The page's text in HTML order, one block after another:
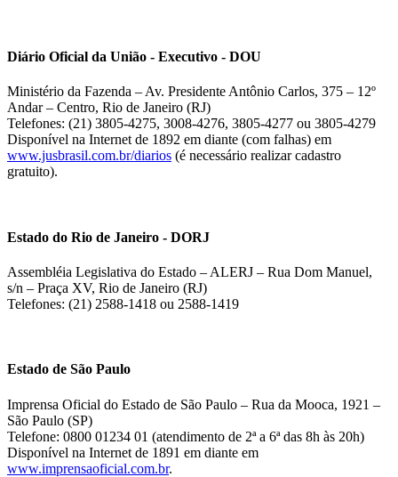
Diário Oficial da União - Executivo - DOU
Ministério da Fazenda – Av. Presidente Antônio Carlos, 375 – 12º
Andar – Centro, Rio de Janeiro (RJ)
Telefones: (21) 3805-4275, 3008-4276, 3805-4277 ou 3805-4279
Disponível na Internet de 1892 em diante (com falhas) em
www.jusbrasil.com.br/diarios (é necessário realizar cadastro
gratuito).
Estado do Rio de Janeiro - DORJ
Assembléia Legislativa do Estado – ALERJ – Rua Dom Manuel,
s/n – Praça XV, Rio de Janeiro (RJ)
Telefones: (21) 2588-1418 ou 2588-1419
Estado de São Paulo
Imprensa Oficial do Estado de São Paulo – Rua da Mooca, 1921 –
São Paulo (SP)
Telefone: 0800 01234 01 (atendimento de 2ª a 6ª das 8h às 20h)
Disponível na Internet de 1891 em diante em
www.imprensaoficial.com.br.